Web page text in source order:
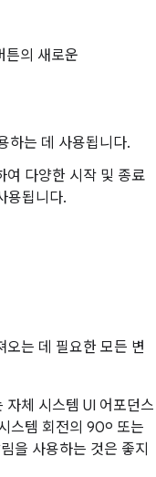
튼의 새로운
하는 데 사용됩니다.
여 다양한 시작 및 종료
용됩니다.
는 데 필요한 모든 변
체 시스템 UI 어포던스
스템 회전의 90º 또는
을 사용하는 것은 좋지